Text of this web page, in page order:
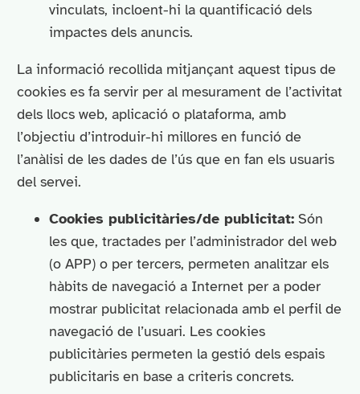
vinculats, incloent-hi la quantificació dels
impactes dels anuncis.
La informació recollida mitjançant aquest tipus de
cookies es fa servir per al mesurament de l’activitat
dels llocs web, aplicació o plataforma, amb
l’objectiu d’introduir-hi millores en funció de
l’anàlisi de les dades de l’ús que en fan els usuaris
del servei.
Cookies publicitàries/de publicitat:Són
les que, tractades per l’administrador del web
(o APP) o per tercers, permeten analitzar els
hàbits de navegació a Internet per a poder
mostrar publicitat relacionada amb el perfil de
navegació de l’usuari. Les cookies
publicitàries permeten la gestió dels espais
publicitaris en base a criteris concrets.